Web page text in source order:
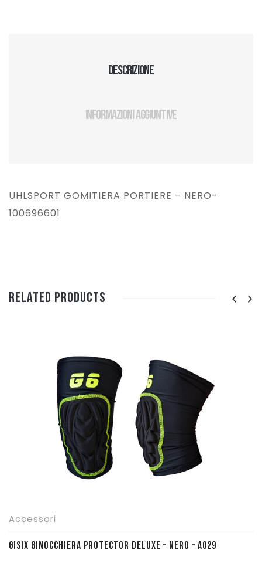
Descrizione
Informazioni aggiuntive
UHLSPORT GOMITIERA PORTIERE – NERO-
100696601
Related Products
Accessori
GISIX GINOCCHIERA PROTECTOR DELUXE – NERO – A029